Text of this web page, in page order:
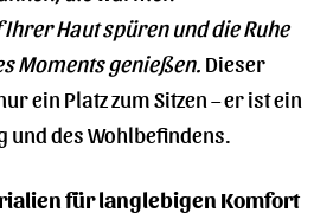
Haut spüren und die Ruhe
Moments genießen. Dieser
ein Platz zum Sitzen – er ist ein
und des Wohlbefindens.
für langlebigen Komfort